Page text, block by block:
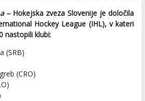
– Hokejska zveza Slovenije je določila
Hockey League (IHL), v kateri
nastopili klubi:
(SRB)
(CRO)